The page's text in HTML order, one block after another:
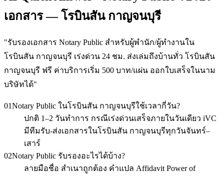
เอกสาร — โรบินสัน กาญจนบุรี
"รับรองเอกสาร Notary Public สำหรับผู้พำนัก/ผู้ทำงานใน
โรบินสัน กาญจนบุรี เร่งด่วน 24 ชม. ส่งเล่มถึงบ้านทั่ว โรบินสัน
กาญจนบุรี ฟรี ค่าบริการเริ่ม 500 บาท/แผ่น ออกใบเสร็จในนาม
บริษัทได้"
01Notary Public ในโรบินสัน กาญจนบุรีใช้เวลากี่วัน?
ปกติ 1–2 วันทำการ กรณีเร่งด่วนเสร็จภายในวันเดียว iVC
มีทีมรับ-ส่งเอกสารในโรบินสัน กาญจนบุรีทุกวันจันทร์–
เสาร์
02Notary Public รับรองอะไรได้บ้าง?
ลายมือชื่อ สำเนาถูกต้อง คำแปล Affidavit Power of